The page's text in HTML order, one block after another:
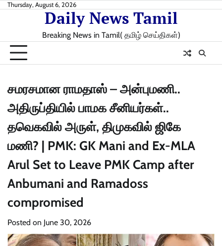
SkipThursday, August 6, 2026
Daily News Tamil
Breaking News in Tamil( தமிழ் செய்திகள்)
சமரசமான ராமதாஸ் – அன்புமணி..
அதிருப்தியில் பாமக சீனியர்கள்..
தவெகவில் அருள், திமுகவில் ஜிகே
மணி? | PMK: GK Mani and Ex-MLA
Arul Set to Leave PMK Camp after
Anbumani and Ramadoss
compromised
Posted on June 30, 2026